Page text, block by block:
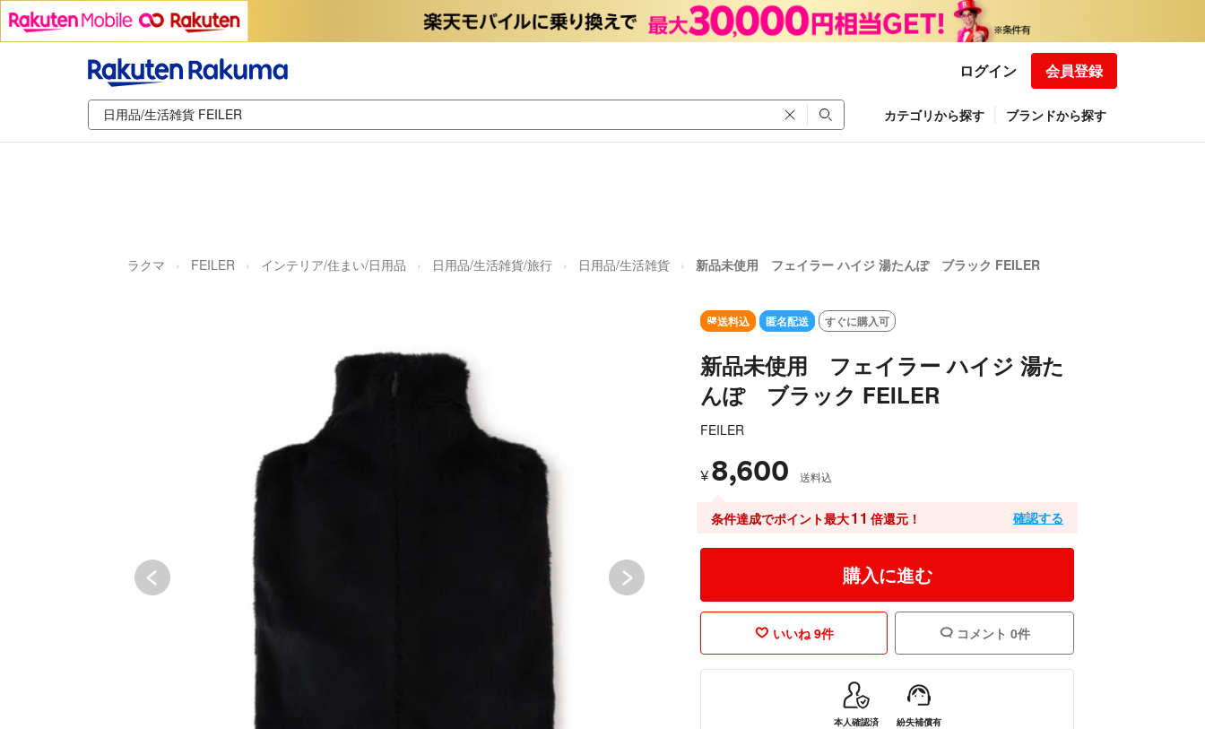
ログイン 会員登録
カテゴリから探す ブランドから探す
ラクマ FEILER インテリア/住まい/日用品 日用品/生活雑貨/旅行 日用品/生活雑貨 新品未使用 フェイラー ハイジ 湯たんぽ ブラック FEILER
送料込 匿名配送 すぐに購入可
新品未使用 フェイラー ハイジ 湯た
んぽ ブラック FEILER
FEILER
¥ 8,600 送料込
条件達成でポイント最大11 倍還元！ 確認する
購入に進む
いいね 9件 コメント 0件
本人確認済 紛失補償有